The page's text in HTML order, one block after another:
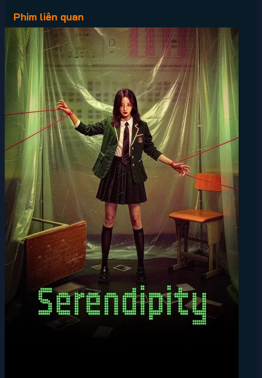
Phim liên quan